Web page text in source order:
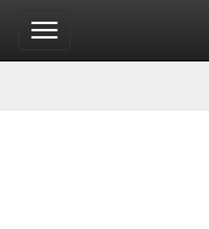
Toggle